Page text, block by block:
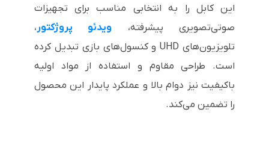
این کابل را به انتخابی مناسب برای تجهیزات
صوتی‌تصویری پیشرفته، ویدئو پروژکتور ،
تلویزیون‌های UHD و کنسول‌های بازی تبدیل کرده
است. طراحی مقاوم و استفاده از مواد اولیه
باکیفیت نیز دوام بالا و عملکرد پایدار این محصول
را تضمین می‌کند.